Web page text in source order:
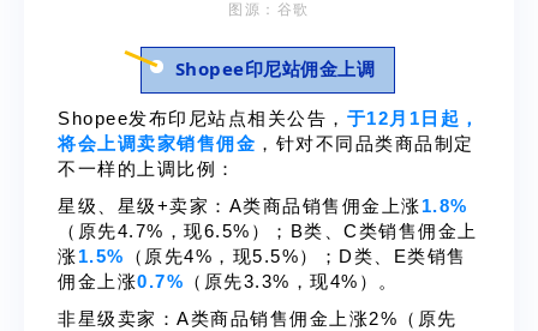
图源：谷歌
Shopee印尼站佣金上调
Shopee发布印尼站点相关公告， 于12月1日起，
将会上调卖家销售佣金 ，针对不同品类商品制定
不一样的上调比例：
星级、星级+卖家：A类商品销售佣金上涨1.8%
（原先4.7%，现6.5%）；B类、C类销售佣金上
涨1.5% （原先4%，现5.5%）；D类、E类销售
佣金上涨0.7% （原先3.3%，现4%）。
非星级卖家：A类商品销售佣金上涨2%（原先